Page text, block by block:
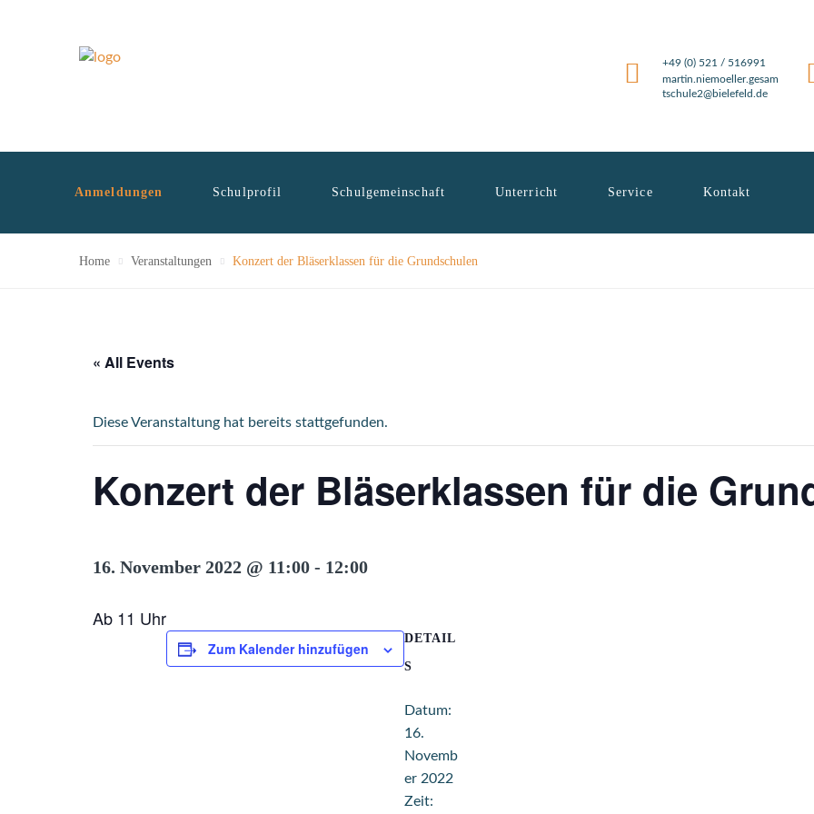
+49 (0) 521 / 516991
martin.niemoeller.gesam
tschule2@bielefeld.de
Anmeldungen Schulprofil Schulgemeinschaft Unterricht Service Kontakt
Home Veranstaltungen Konzert der Bläserklassen für die Grundschulen
« All Events
Diese Veranstaltung hat bereits stattgefunden.
Konzert der Bläserklassen für die
16. November 2022 @ 11:00 - 12:00
Ab 11 Uhr
Zum Kalender hinzufügen
DETAIL
S
Datum:
16.
Novemb
er 2022
Zeit: